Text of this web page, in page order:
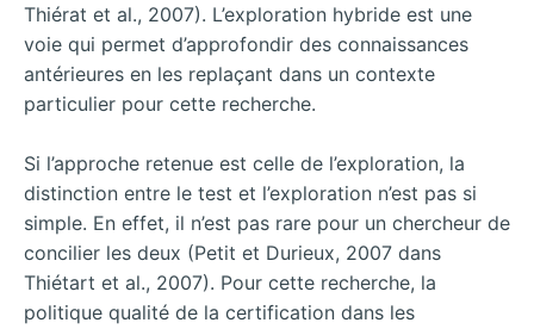
Thiérat et al., 2007). L’exploration hybride est une
voie qui permet d’approfondir des connaissances
antérieures en les replaçant dans un contexte
particulier pour cette recherche.
Si l’approche retenue est celle de l’exploration, la
distinction entre le test et l’exploration n’est pas si
simple. En effet, il n’est pas rare pour un chercheur de
concilier les deux (Petit et Durieux, 2007 dans
Thiétart et al., 2007). Pour cette recherche, la
politique qualité de la certification dans les